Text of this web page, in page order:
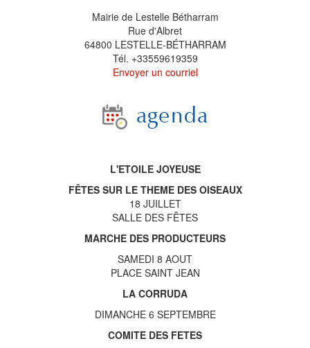
Mairie de Lestelle Bétharram
Rue d'Albret
64800 LESTELLE-BÉTHARRAM
Tél. +33559619359
Envoyer un courriel
L'ETOILE JOYEUSE
FÊTES SUR LE THEME DES OISEAUX
18 JUILLET
SALLE DES FÊTES
MARCHE DES PRODUCTEURS
SAMEDI 8 AOUT
PLACE SAINT JEAN
LA CORRUDA
DIMANCHE 6 SEPTEMBRE
COMITE DES FETES